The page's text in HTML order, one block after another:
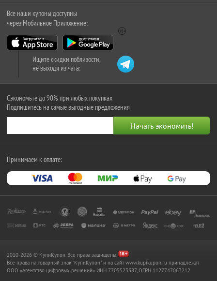
Все наши купоны доступны
через Мобильное Приложение:
Ищите скидки поблизости,
не выходя из чата:
Сэкономьте до 90% при любых покупках
Подпишитесь на самые выгодные предложения
Принимаем к оплате:
2010-2026 © КупиКупон. Все права защищены.
Все права на товарный знак "КупиКупон" и на сайт www.kupikupon.ru принадлежат
OOO «Агентство цифровых решений» ИНН 7705523387, ОГРН 1127747063212